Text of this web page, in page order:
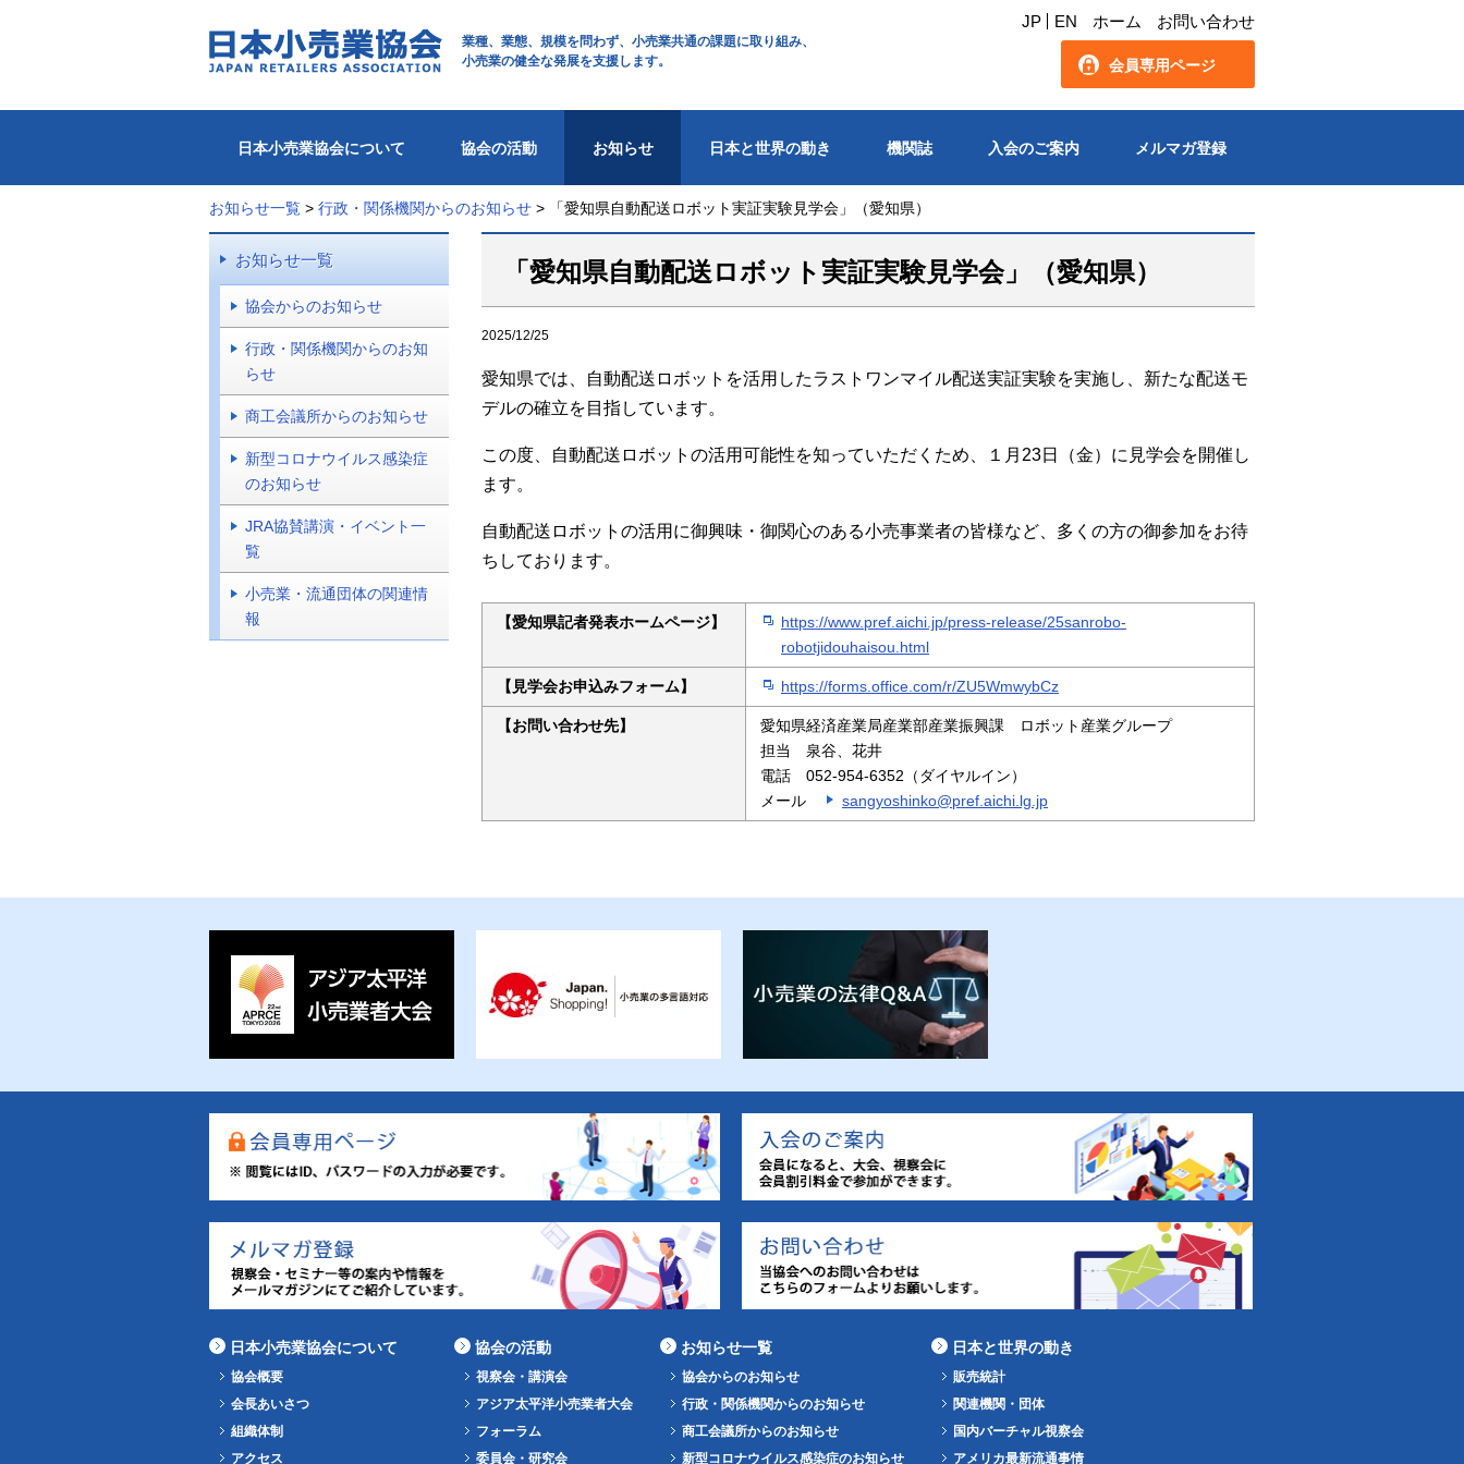
業種、業態、規模を問わず、小売業共通の課題に取り組み、
小売業の健全な発展を支援します。
JP EN ホーム お問い合わせ
会員専用ページ
日本小売業協会について 協会の活動 お知らせ 日本と世界の動き 機関誌 入会のご案内 メルマガ登録
お知らせ一覧 > 行政・関係機関からのお知らせ > 「愛知県自動配送ロボット実証実験見学会」（愛知県）
「愛知県自動配送ロボット実証実験見学会」（愛知県）
2025/12/25
愛知県では、自動配送ロボットを活用したラストワンマイル配送実証実験を実施し、新たな配送モ
デルの確立を目指しています。
この度、自動配送ロボットの活用可能性を知っていただくため、１月23日（金）に見学会を開催し
ます。
自動配送ロボットの活用に御興味・御関心のある小売事業者の皆様など、多くの方の御参加をお待
ちしております。
【愛知県記者発表ホームページ】
https://www.pref.aichi.jp/press-release/25sanrobo-
robotjidouhaisou.html
【見学会お申込みフォーム】 https://forms.office.com/r/ZU5WmwybCz
【お問い合わせ先】
愛知県経済産業局産業部産業振興課 ロボット産業グループ
担当 泉谷、花井
電話 052-954-6352（ダイヤルイン）
メール
sangyoshinko@pref.aichi.lg.jp
お知らせ一覧
協会からのお知らせ
行政・関係機関からのお知
らせ
商工会議所からのお知らせ
新型コロナウイルス感染症
のお知らせ
JRA協賛講演・イベント一
覧
小売業・流通団体の関連情
報
日本小売業協会について
協会概要
会長あいさつ
組織体制
アクセス
協会の活動
視察会・講演会
アジア太平洋小売業者大会
フォーラム
委員会・研究会
お知らせ一覧
協会からのお知らせ
行政・関係機関からのお知らせ
商工会議所からのお知らせ
新型コロナウイルス感染症のお知らせ
日本と世界の動き
販売統計
関連機関・団体
国内バーチャル視察会
アメリカ最新流通事情